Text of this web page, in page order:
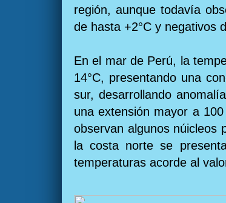
región, aunque todavía
de hasta +2°C y negativos
En el mar de Perú, la
14°C, presentando una
sur, desarrollando
una extensión mayor a
observan algunos núicleos
la costa norte se
temperaturas acorde al